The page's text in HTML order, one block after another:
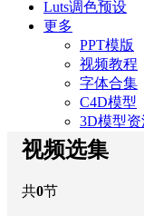
Luts调色预设
更多
PPT模版
视频教程
字体合集
C4D模型
3D模型资
视频选集
共0节